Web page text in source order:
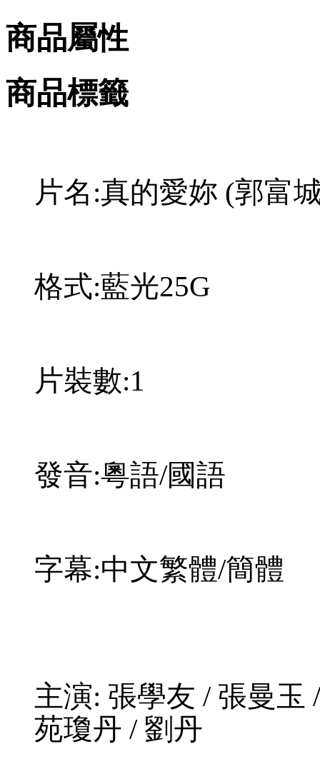
商品屬性
商品標籤
片名:真的愛妳 (郭富
格式:藍光25G
片裝數:1
發音:粵語/國語
字幕:中文繁體/簡體
主演: 張學友 / 張曼玉
苑瓊丹 / 劉丹